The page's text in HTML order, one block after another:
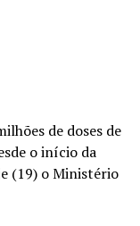
de doses de
o início da
(19) o Ministério